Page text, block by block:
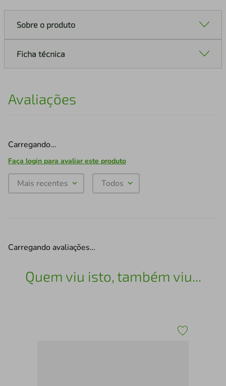
Sobre o produto
Ficha técnica
Avaliações
Carregando…
Faça login para avaliar este produto
Mais recentes Todos
Carregando avaliações…
Quem viu isto, também viu...